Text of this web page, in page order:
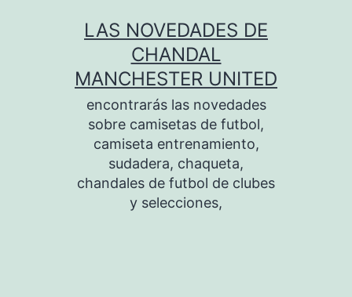
LAS NOVEDADES DE
CHANDAL
MANCHESTER UNITED
encontrarás las novedades
sobre camisetas de futbol,
camiseta entrenamiento,
sudadera, chaqueta,
chandales de futbol de clubes
y selecciones,